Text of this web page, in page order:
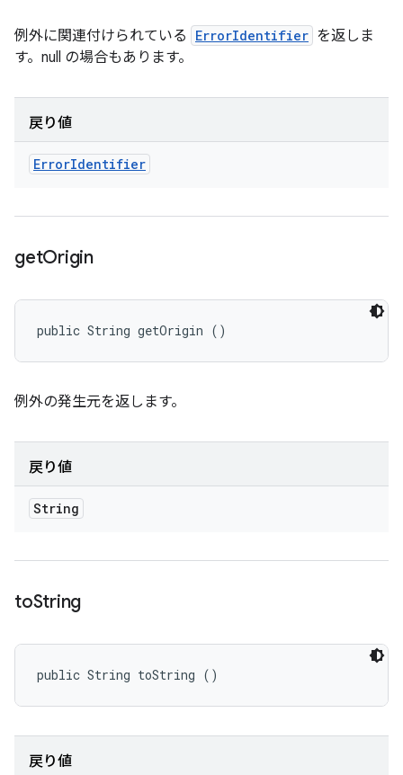
例外に関連付けられている ErrorIdentifier を返しま
す。null の場合もあります。
戻り値
ErrorIdentifier
getOrigin
public String getOrigin ()
例外の発生元を返します。
戻り値
String
toString
public String toString ()
戻り値